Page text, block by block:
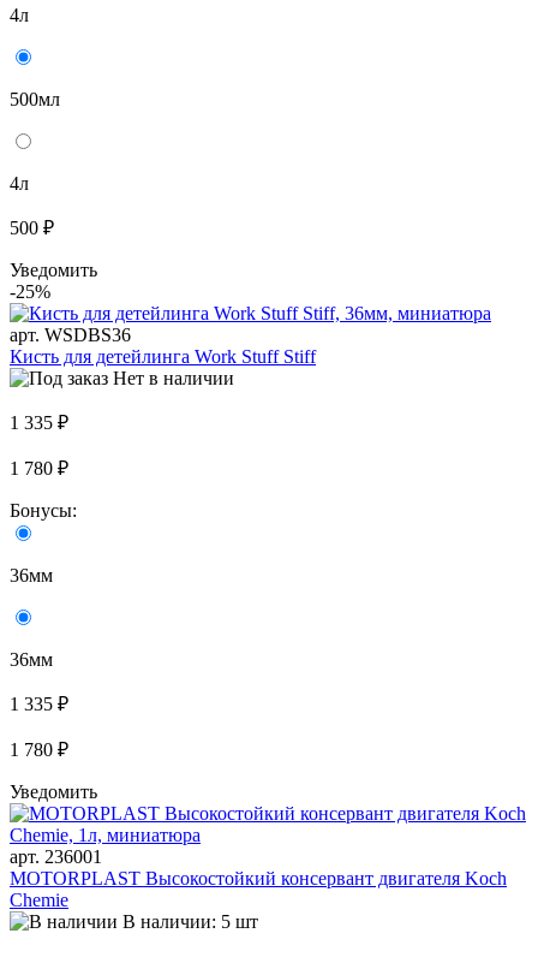
4л
500мл
4л
500 ₽
Уведомить
-25%
арт. WSDBS36
Кисть для детейлинга Work Stuff Stiff
Нет в наличии
1 335 ₽
1 780 ₽
Бонусы:
36мм
36мм
1 335 ₽
1 780 ₽
Уведомить
арт. 236001
MOTORPLAST Высокостойкий консервант двигателя Koch
Chemie
В наличии: 5 шт